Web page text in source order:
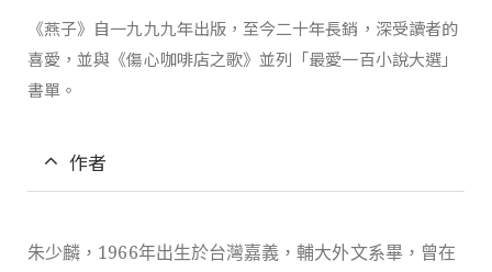
《燕子》自一九九九年出版，至今二十年長銷，深受讀者的
喜愛，並與《傷心咖啡店之歌》並列「最愛一百小說大選」
書單。
作者
朱少麟，1966年出生於台灣嘉義，輔大外文系畢，曾在